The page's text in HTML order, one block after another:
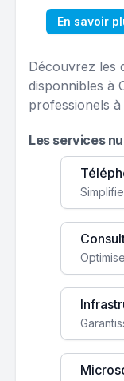
En savoir
Découvrez les
disponnibles à
professionels à
Les services